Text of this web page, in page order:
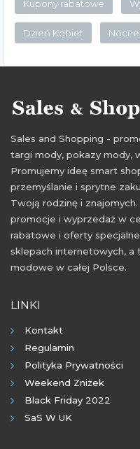
Kupony rabatowe
Dzień Kobiet
Sales and Shopping -
targi mody, pokazy mody,
Promujemy ideę smart
przemyślanie i sprytne
Twoją rodzinę i
promocje i wyprzedaż w
rabatowe i oferty
sklepach internetowych, a
modowe w całej Polsce.
LINKI
Kontakt
Regulamin
Polityka Prywatności
Weekend Zniżek
Black Friday 2022
SaS W UK